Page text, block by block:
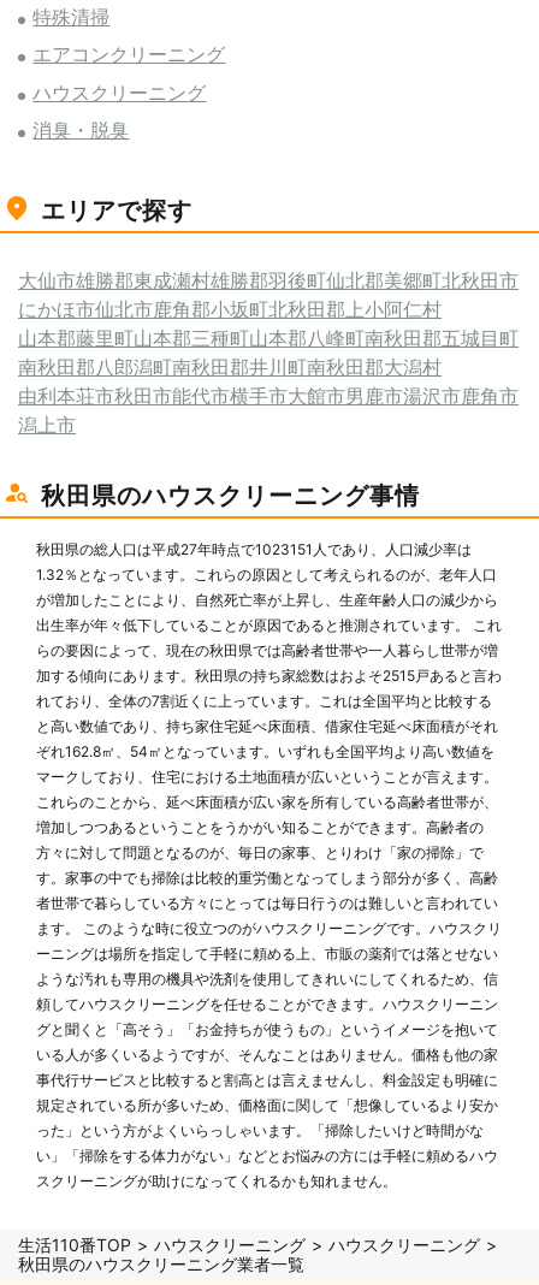
特殊清掃
エアコンクリーニング
ハウスクリーニング
消臭・脱臭
エリアで探す
大仙市雄勝郡東成瀬村雄勝郡羽後町仙北郡美郷町北秋田市
にかほ市仙北市鹿角郡小坂町北秋田郡上小阿仁村
山本郡藤里町山本郡三種町山本郡八峰町南秋田郡五城目町
南秋田郡八郎潟町南秋田郡井川町南秋田郡大潟村
由利本荘市秋田市能代市横手市大館市男鹿市湯沢市鹿角市
潟上市
秋田県のハウスクリーニング事情
秋田県の総人口は平成27年時点で1023151人であり、人口減少率は
1.32％となっています。これらの原因として考えられるのが、老年人口
が増加したことにより、自然死亡率が上昇し、生産年齢人口の減少から
出生率が年々低下していることが原因であると推測されています。 これ
らの要因によって、現在の秋田県では高齢者世帯や一人暮らし世帯が増
加する傾向にあります。秋田県の持ち家総数はおよそ2515戸あると言わ
れており、全体の7割近くに上っています。これは全国平均と比較する
と高い数値であり、持ち家住宅延べ床面積、借家住宅延べ床面積がそれ
ぞれ162.8㎡、54㎡となっています。いずれも全国平均より高い数値を
マークしており、住宅における土地面積が広いということが言えます。
これらのことから、延べ床面積が広い家を所有している高齢者世帯が、
増加しつつあるということをうかがい知ることができます。高齢者の
方々に対して問題となるのが、毎日の家事、とりわけ「家の掃除」で
す。家事の中でも掃除は比較的重労働となってしまう部分が多く、高齢
者世帯で暮らしている方々にとっては毎日行うのは難しいと言われてい
ます。 このような時に役立つのがハウスクリーニングです。ハウスクリ
ーニングは場所を指定して手軽に頼める上、市販の薬剤では落とせない
ような汚れも専用の機具や洗剤を使用してきれいにしてくれるため、信
頼してハウスクリーニングを任せることができます。ハウスクリーニン
グと聞くと「高そう」「お金持ちが使うもの」というイメージを抱いて
いる人が多くいるようですが、そんなことはありません。価格も他の家
事代行サービスと比較すると割高とは言えませんし、料金設定も明確に
規定されている所が多いため、価格面に関して「想像しているより安か
った」という方がよくいらっしゃいます。「掃除したいけど時間がな
い」「掃除をする体力がない」などとお悩みの方には手軽に頼めるハウ
スクリーニングが助けになってくれるかも知れません。
生活110番TOP ハウスクリーニング
ハウスクリーニング
秋田県のハウスクリーニング業者一覧